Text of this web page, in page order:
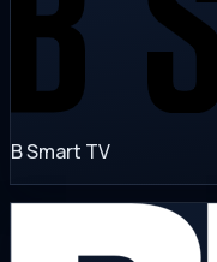
B Smart TV